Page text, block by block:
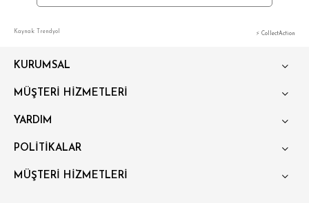
Kaynak: Trendyol ⚡ CollectAction
KURUMSAL
MÜŞTERİ HİZMETLERİ
YARDIM
POLİTİKALAR
MÜŞTERİ HİZMETLERİ